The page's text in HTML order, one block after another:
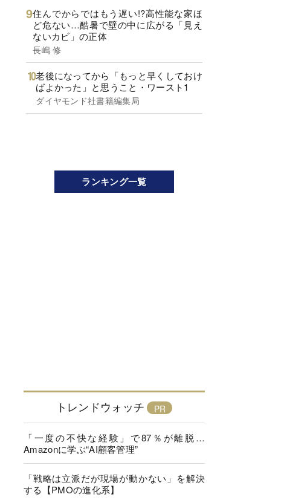
住んでからではもう遅い!?高性能な家ほ
ど危ない…酷暑で壁の中に広がる「見え
ないカビ」の正体
長嶋 修
老後になってから「もっと早くしておけ
ばよかった」と思うこと・ワースト1
ダイヤモンド社書籍編集局
ランキング一覧
トレンドウォッチ
「一度の不快な経験」で87％が離脱…
Amazonに学ぶ“AI顧客管理”
「戦略は立派だが現場が動かない」を解決
する【PMOの進化系】